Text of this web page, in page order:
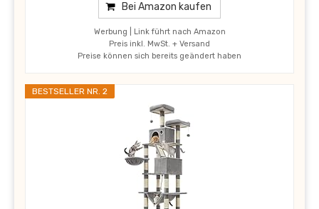
Bei Amazon kaufen
Werbung | Link führt nach Amazon
Preis inkl. MwSt. + Versand
Preise können sich bereits geändert haben
BESTSELLER NR. 2